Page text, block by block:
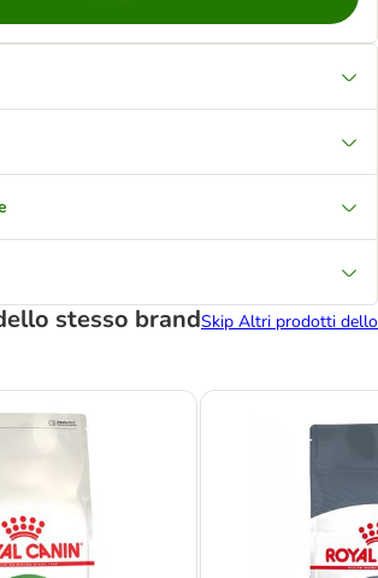
stesso brandSkip Altri prodotti dello